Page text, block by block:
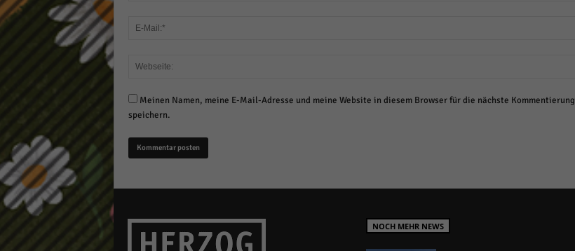
Meinen Namen, meine E-Mail-Adresse und meine Website in diesem Browser für die nächste Kommentierung
speichern.
NOCH MEHR NEWS